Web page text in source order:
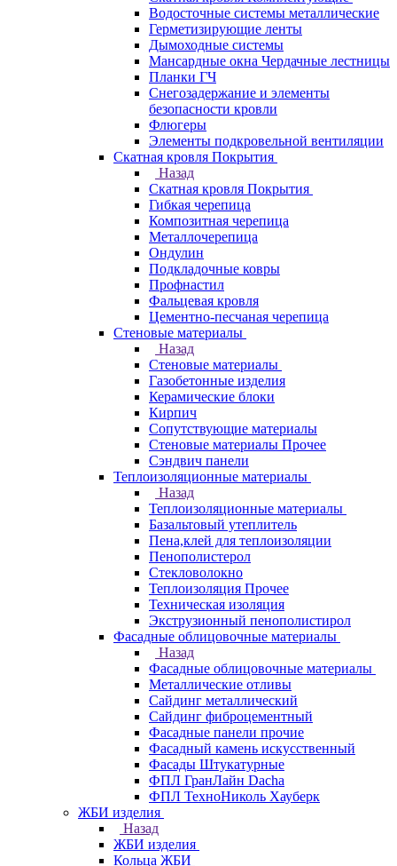
Водосточные системы металлические
Герметизирующие ленты
Дымоходные системы
Мансардные окна Чердачные лестницы
Планки ГЧ
Снегозадержание и элементы
безопасности кровли
Флюгеры
Элементы подкровельной вентиляции
Скатная кровля Покрытия
Назад
Скатная кровля Покрытия
Гибкая черепица
Композитная черепица
Металлочерепица
Ондулин
Подкладочные ковры
Профнастил
Фальцевая кровля
Цементно-песчаная черепица
Стеновые материалы
Назад
Стеновые материалы
Газобетонные изделия
Керамические блоки
Кирпич
Сопутствующие материалы
Стеновые материалы Прочее
Сэндвич панели
Теплоизоляционные материалы
Назад
Теплоизоляционные материалы
Базальтовый утеплитель
Пена,клей для теплоизоляции
Пенополистерол
Стекловолокно
Теплоизоляция Прочее
Техническая изоляция
Экструзионный пенополистирол
Фасадные облицовочные материалы
Назад
Фасадные облицовочные материалы
Металлические отливы
Сайдинг металлический
Сайдинг фиброцементный
Фасадные панели прочие
Фасадный камень искусственный
Фасады Штукатурные
ФПЛ ГранЛайн Dacha
ФПЛ ТехноНиколь Хауберк
ЖБИ изделия
Назад
ЖБИ изделия
Кольца ЖБИ